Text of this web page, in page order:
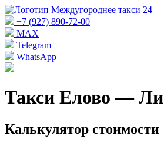
+7 (927) 890-72-00
MAX
Telegram
WhatsApp
Такси Елово —
Калькулятор стоимости